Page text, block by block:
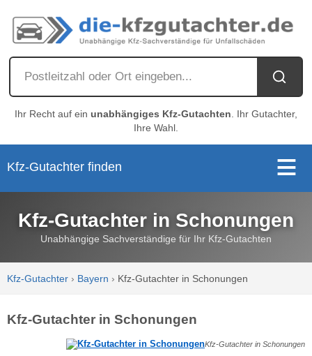
Ihr Recht auf ein unabhängiges Kfz-Gutachten . Ihr Gutachter,
Ihre Wahl.
Kfz-Gutachter finden
Kfz-Gutachter in Schonungen
Unabhängige Sachverständige für Ihr Kfz-Gutachten
Kfz-Gutachter › Bayern › Kfz-Gutachter in Schonungen
Kfz-Gutachter in Schonungen
Kfz-Gutachter in Schonungen